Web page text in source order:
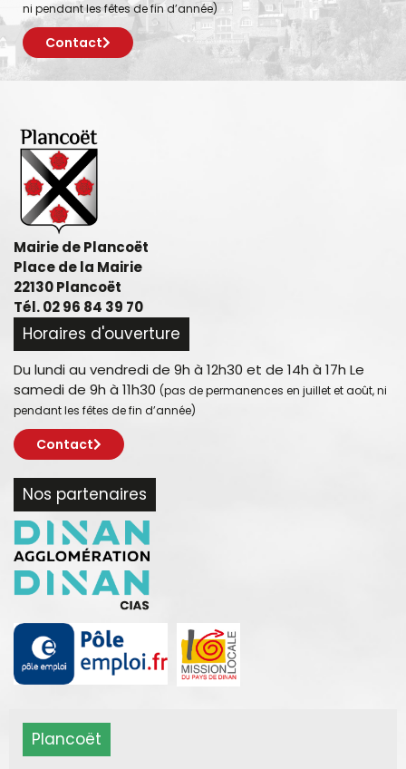
ni pendant les fêtes de fin d’année)
Contact
Mairie de Plancoët
Place de la Mairie
22130 Plancoët
Tél. 02 96 84 39 70
Horaires d'ouverture
Du lundi au vendredi de 9h à 12h30 et de 14h à 17h Le
samedi de 9h à 11h30 (pas de permanences en juillet et août, ni
pendant les fêtes de fin d’année)
Contact
Nos partenaires
Plancoët